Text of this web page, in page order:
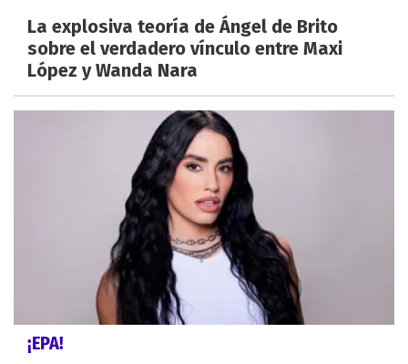
La explosiva teoría de Ángel de Brito
sobre el verdadero vínculo entre Maxi
López y Wanda Nara
¡EPA!